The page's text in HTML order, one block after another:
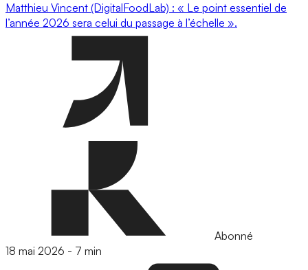
Matthieu Vincent (DigitalFoodLab) : « Le point essentiel de
l’année 2026 sera celui du passage à l’échelle ».
Abonné
18 mai 2026 - 7 min